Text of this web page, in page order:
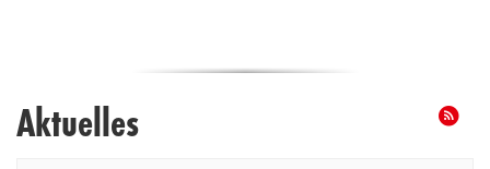
Aktuelles